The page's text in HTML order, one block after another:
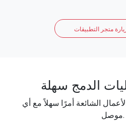
الدمج سهلة
الشائعة أمرًا سهلاً مع أي
موصل.